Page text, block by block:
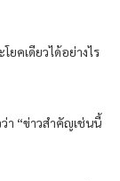
ยคเดียวได้อย่างไร
ว่า “ข่าวสำคัญเช่นนี้